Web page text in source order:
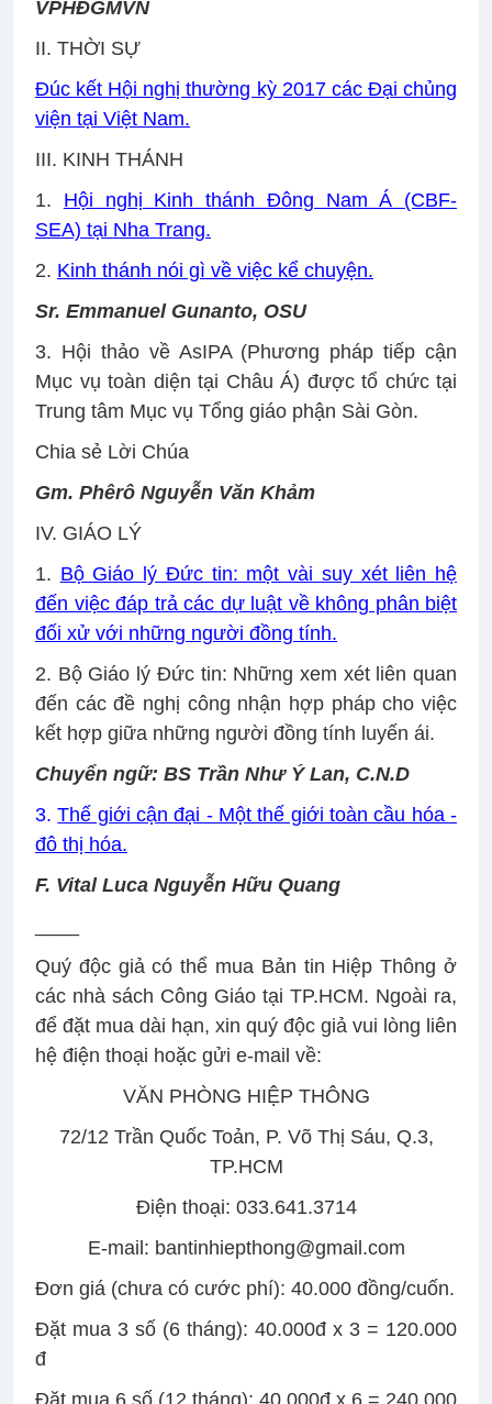
VPHĐGMVN
II. THỜI SỰ
Đúc kết Hội nghị thường kỳ 2017 các Đại chủng
viện tại Việt Nam.
III. KINH THÁNH
1. Hội nghị Kinh thánh Đông Nam Á (CBF-
SEA) tại Nha Trang.
2. Kinh thánh nói gì về việc kể chuyện.
Sr. Emmanuel Gunanto, OSU
3. Hội thảo về AsIPA (Phương pháp tiếp cận
Mục vụ toàn diện tại Châu Á) được tổ chức tại
Trung tâm Mục vụ Tổng giáo phận Sài Gòn.
Chia sẻ Lời Chúa
Gm. Phêrô Nguyễn Văn Khảm
IV. GIÁO LÝ
1. Bộ Giáo lý Đức tin: một vài suy xét liên hệ
đến việc đáp trả các dự luật về không phân biệt
đối xử với những người đồng tính.
2. Bộ Giáo lý Đức tin: Những xem xét liên quan
đến các đề nghị công nhận hợp pháp cho việc
kết hợp giữa những người đồng tính luyến ái.
Chuyển ngữ: BS Trần Như Ý Lan, C.N.D
3.Thế giới cận đại - Một thế giới toàn cầu hóa -
đô thị hóa.
F. Vital Luca Nguyễn Hữu Quang
Quý độc giả có thể mua Bản tin Hiệp Thông ở
các nhà sách Công Giáo tại TP.HCM. Ngoài ra,
để đặt mua dài hạn, xin quý độc giả vui lòng liên
hệ điện thoại hoặc gửi e-mail về:
VĂN PHÒNG HIỆP THÔNG
72/12 Trần Quốc Toản, P. Võ Thị Sáu, Q.3,
TP.HCM
Điện thoại: 033.641.3714
E-mail: bantinhiepthong@gmail.com
Đơn giá (chưa có cước phí): 40.000 đồng/cuốn.
Đặt mua 3 số (6 tháng): 40.000đ x 3 = 120.000
đ